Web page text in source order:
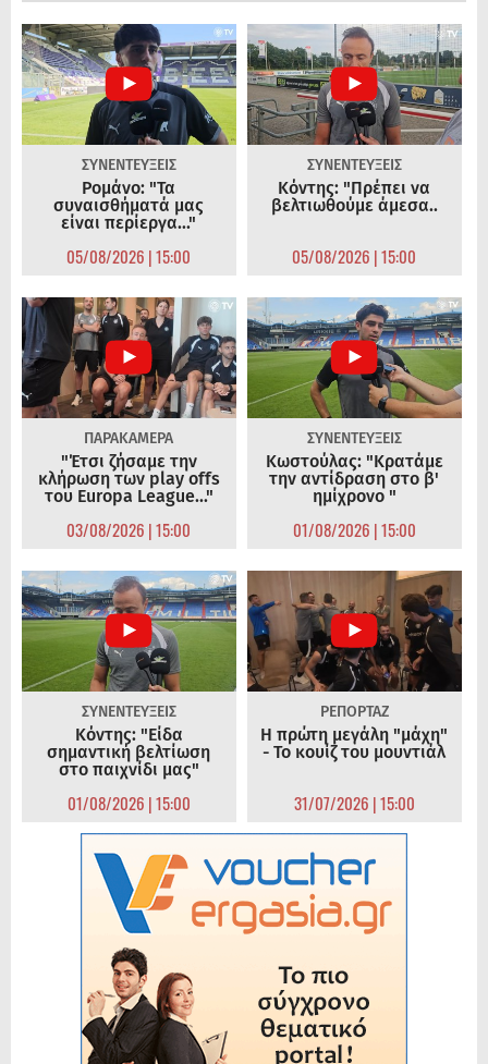
ΣΥΝΕΝΤΕΥΞΕΙΣ
Ρομάνο: "Τα
συναισθήματά μας
είναι περίεργα..."
05/08/2026 | 15:00
ΣΥΝΕΝΤΕΥΞΕΙΣ
Κόντης: "Πρέπει να
βελτιωθούμε άμεσα..
05/08/2026 | 15:00
ΠΑΡΑΚΑΜΕΡΑ
"Έτσι ζήσαμε την
κλήρωση των play offs
του Europa League..."
03/08/2026 | 15:00
ΣΥΝΕΝΤΕΥΞΕΙΣ
Κωστούλας: "Κρατάμε
την αντίδραση στο β'
ημίχρονο "
01/08/2026 | 15:00
ΣΥΝΕΝΤΕΥΞΕΙΣ
Κόντης: "Είδα
σημαντική βελτίωση
στο παιχνίδι μας"
01/08/2026 | 15:00
ΡΕΠΟΡΤΑΖ
Η πρώτη μεγάλη "μάχη"
- Το κουίζ του μουντιάλ
31/07/2026 | 15:00